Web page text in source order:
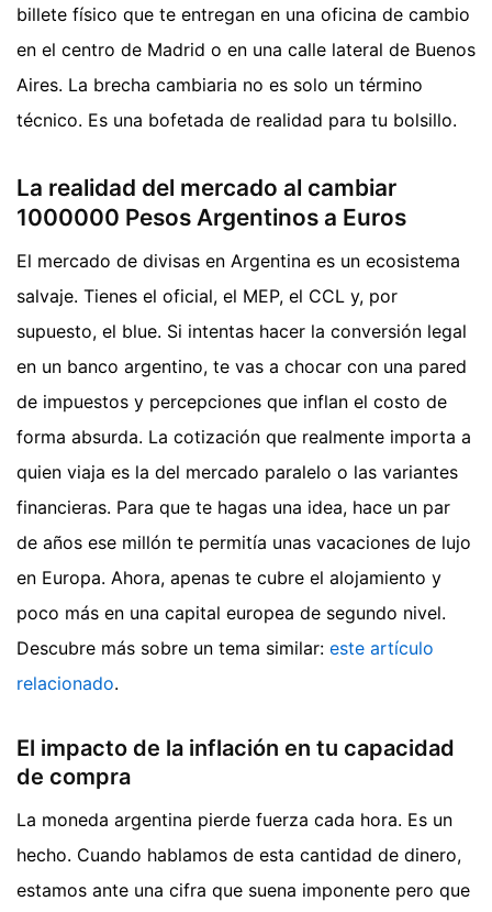
billete físico que te entregan en una oficina de cambio
en el centro de Madrid o en una calle lateral de Buenos
Aires. La brecha cambiaria no es solo un término
técnico. Es una bofetada de realidad para tu bolsillo.
La realidad del mercado al cambiar
1000000 Pesos Argentinos a Euros
El mercado de divisas en Argentina es un ecosistema
salvaje. Tienes el oficial, el MEP, el CCL y, por
supuesto, el blue. Si intentas hacer la conversión legal
en un banco argentino, te vas a chocar con una pared
de impuestos y percepciones que inflan el costo de
forma absurda. La cotización que realmente importa a
quien viaja es la del mercado paralelo o las variantes
financieras. Para que te hagas una idea, hace un par
de años ese millón te permitía unas vacaciones de lujo
en Europa. Ahora, apenas te cubre el alojamiento y
poco más en una capital europea de segundo nivel.
Descubre más sobre un tema similar: este artículo
relacionado.
El impacto de la inflación en tu capacidad
de compra
La moneda argentina pierde fuerza cada hora. Es un
hecho. Cuando hablamos de esta cantidad de dinero,
estamos ante una cifra que suena imponente pero que